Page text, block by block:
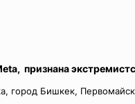
признана
город Бишкек,